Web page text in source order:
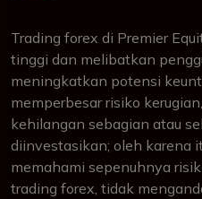
Trading forex di Premier
tinggi dan melibatkan
meningkatkan potensi
memperbesar risiko
kehilangan sebagian atau
diinvestasikan; oleh karena
memahami sepenuhnya
trading forex, tidak